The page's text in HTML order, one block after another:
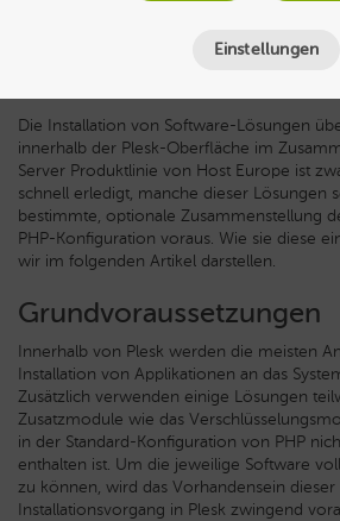
Die Installation von Software-Lösungen
innerhalb der Plesk-Oberfläche im
Server Produktlinie von Host Europe ist
schnell erledigt, manche dieser Lösungen
bestimmte, optionale Zusammenstellung
PHP-Konfiguration voraus. Wie sie diese
wir im folgenden Artikel darstellen.
Grundvoraussetzungen
Innerhalb von Plesk werden die meisten
Installation von Applikationen an das
Zusätzlich verwenden einige Lösungen
Zusatzmodule wie das
in der Standard-Konfiguration von PHP
enthalten ist. Um die jeweilige Software
zu können, wird das Vorhandensein
Installationsvorgang in Plesk zwingend
Einstellungen